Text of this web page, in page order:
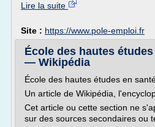
Lire la suite
Site : https://www.pole-emploi.fr
École des hautes
— Wikipédia
École des hautes études en
Un article de Wikipédia,
Cet article ou cette section ne
sur des sources secondaires ou